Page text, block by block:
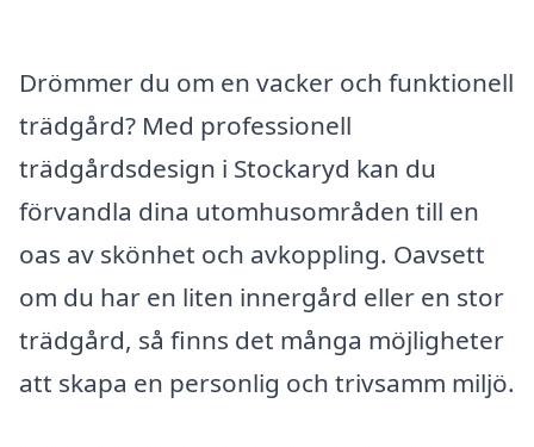
Drömmer du om en vacker och funktionell
trädgård? Med professionell
trädgårdsdesign i Stockaryd kan du
förvandla dina utomhusområden till en
oas av skönhet och avkoppling. Oavsett
om du har en liten innergård eller en stor
trädgård, så finns det många möjligheter
att skapa en personlig och trivsamm miljö.